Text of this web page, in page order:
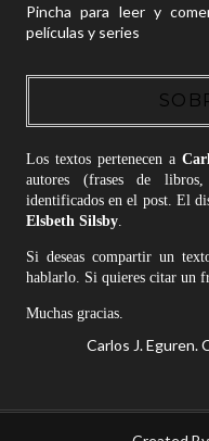
Pincha para leer y
películas y series
Los textos pertenecen a
autores (frases de
identificados en el post. El
Elsbeth Silsby.
Si deseas compartir un
hablarlo. Si quieres citar un
Muchas gracias.
Carlos J. Eguren.